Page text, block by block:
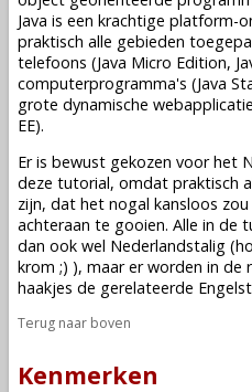
Java is een krachtige platform-
praktisch alle gebieden
telefoons (Java Micro Edition,
computerprogramma's (Java
grote dynamische
EE).
Er is bewust gekozen voor het
deze tutorial, omdat praktisch
zijn, dat het nogal kansloos
achteraan te gooien. Alle in de
dan ook wel Nederlandstalig
krom ;) ), maar er worden in de
haakjes de gerelateerde
Terug naar boven
Kenmerken